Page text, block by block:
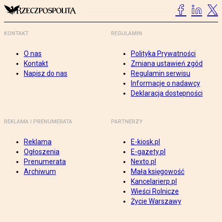
KONTAKT
O nas
Kontakt
Napisz do nas
REGULAMIN
Polityka Prywatności
Zmiana ustawień zgód
Regulamin serwisu
Informacje o nadawcy
Deklaracja dostępności
REKLAMA I PRENUMERATA
Reklama
Ogłoszenia
Prenumerata
Archiwum
PARTNERZY
E-kiosk.pl
E-gazety.pl
Nexto.pl
Mała księgowość
Kancelarierp.pl
Wieści Rolnicze
Życie Warszawy